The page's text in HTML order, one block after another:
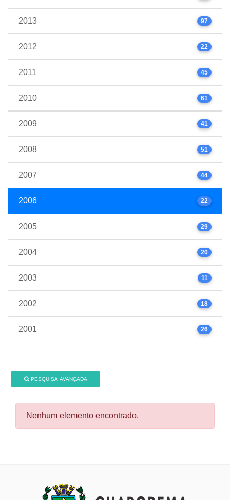
2013 97
2012 22
2011 45
2010 61
2009 41
2008 51
2007 44
2006 22
2005 29
2004 20
2003 11
2002 18
2001 26
PESQUISA AVANÇADA
Nenhum elemento encontrado.